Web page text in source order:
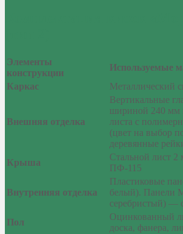
Элементы
конструкции
Используемые
Каркас
Металлический
Внешняя отделка
Вертикальные
шириной 240 мм
листа с
(цвет на выбор
деревянные
Крыша
Стальной лист 2
ПФ-115
Внутренняя отделка
Пластиковые
белый). Панели
серебристый) —
Пол
Оцинкованный
доска, фанера,